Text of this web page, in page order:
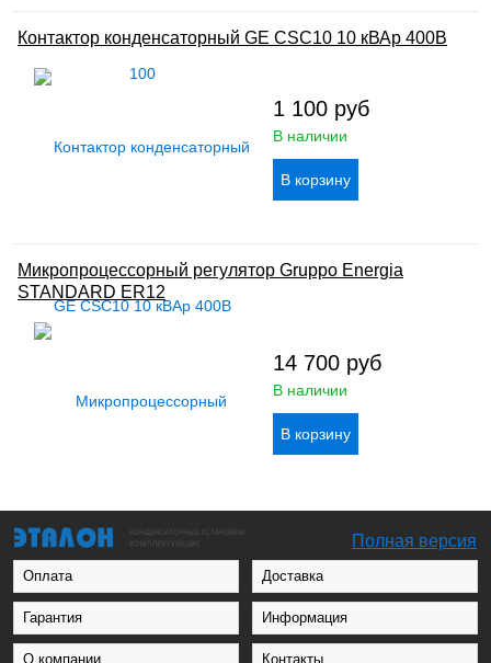
Контактор конденсаторный GE CSC10 10 кВАр 400В
1 100 руб
В наличии
Микропроцессорный регулятор Gruppo Energia
STANDARD ER12
14 700 руб
В наличии
Полная версия
Оплата Доставка
Гарантия Информация
О компании Контакты